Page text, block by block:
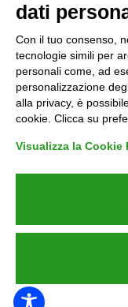
Azienda
dati
Con il tuo consenso,
tecnologie simili per
personali come, ad
personalizzazione
alla privacy, è
cookie. Clicca su
Visualizza la Cookie